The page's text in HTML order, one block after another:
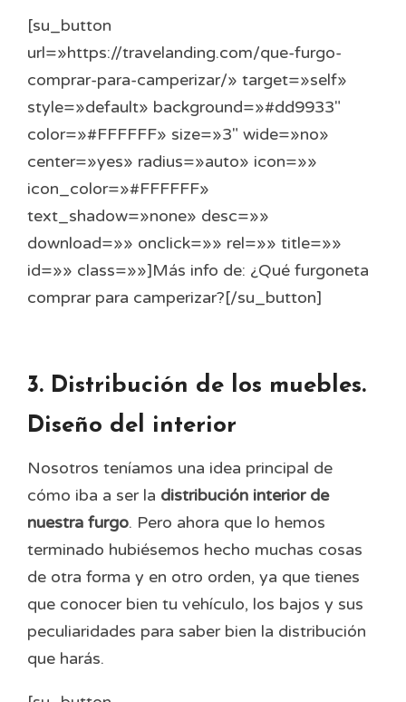
[su_button
url=»https://travelanding.com/que-furgo-
comprar-para-camperizar/» target=»self»
style=»default» background=»#dd9933″
color=»#FFFFFF» size=»3″ wide=»no»
center=»yes» radius=»auto» icon=»»
icon_color=»#FFFFFF»
text_shadow=»none» desc=»»
download=»» onclick=»» rel=»» title=»»
id=»» class=»»]Más info de: ¿Qué furgoneta
comprar para camperizar?[/su_button]
3. Distribución de los muebles.
Diseño del interior
Nosotros teníamos una idea principal de
cómo iba a ser la distribución interior de
nuestra furgo. Pero ahora que lo hemos
terminado hubiésemos hecho muchas cosas
de otra forma y en otro orden, ya que tienes
que conocer bien tu vehículo, los bajos y sus
peculiaridades para saber bien la distribución
que harás.